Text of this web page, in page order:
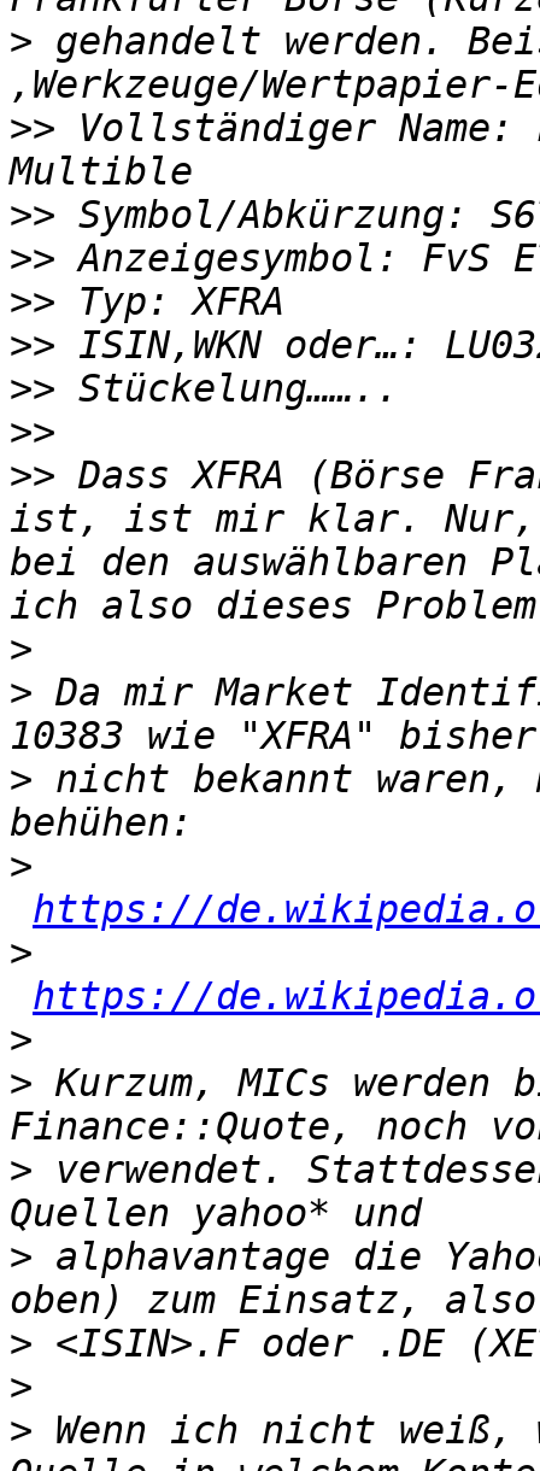
> gehandelt werden.
>> Vollständiger Name:
>>
>>
>>
>>
>>
>>
>> Dass XFRA (Börse
ist, ist mir klar. Nur,
bei den auswählbaren
>
> Da mir Market
> nicht bekannt waren,
>
https://
>
https://
>
> Kurzum, MICs werden
> verwendet.
> alphavantage die
>
>
> Wenn ich nicht weiß,